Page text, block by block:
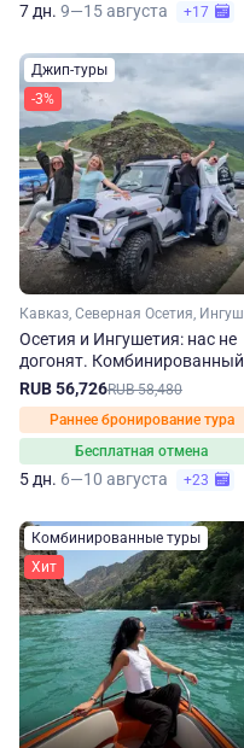
7 дн. 9—15 августа +17
Джип-туры
-3%
Осетия и Ингушетия: нас не
догонят. Комбинированный
джип-тур
RUB 56,726RUB 58,480
Раннее бронирование тура
Бесплатная отмена
5 дн. 6—10 августа +23
Комбинированные туры
Хит